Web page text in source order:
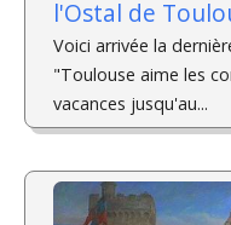
l'Ostal de
Voici arrivée la
"Toulouse aime les
vacances jusqu'au...